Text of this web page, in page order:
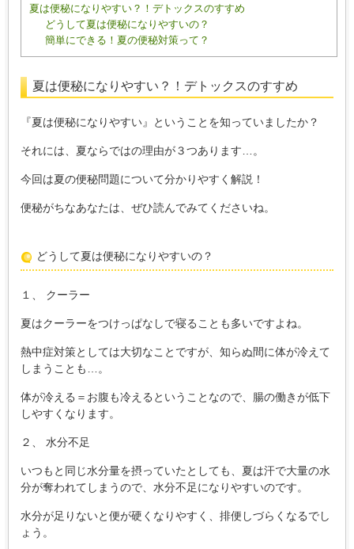
夏は便秘になりやすい？！デトックスのすすめ
どうして夏は便秘になりやすいの？
簡単にできる！夏の便秘対策って？
夏は便秘になりやすい？！デトックスのすすめ
『夏は便秘になりやすい』ということを知っていましたか？
それには、夏ならではの理由が３つあります…。
今回は夏の便秘問題について分かりやすく解説！
便秘がちなあなたは、ぜひ読んでみてくださいね。
どうして夏は便秘になりやすいの？
１、 クーラー
夏はクーラーをつけっぱなしで寝ることも多いですよね。
熱中症対策としては大切なことですが、知らぬ間に体が冷えて
しまうことも…。
体が冷える＝お腹も冷えるということなので、腸の働きが低下
しやすくなります。
２、 水分不足
いつもと同じ水分量を摂っていたとしても、夏は汗で大量の水
分が奪われてしまうので、水分不足になりやすいのです。
水分が足りないと便が硬くなりやすく、排便しづらくなるでし
ょう。